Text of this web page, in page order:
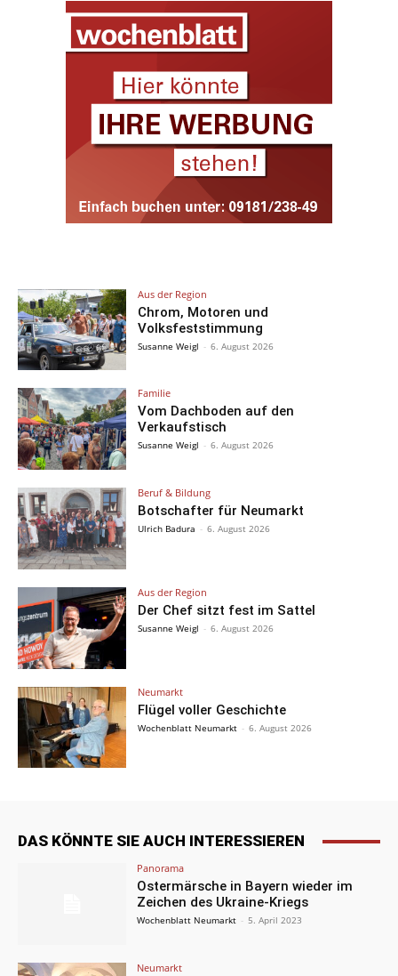
Aus der Region
Chrom, Motoren und
Volksfeststimmung
Susanne Weigl - 6. August 2026
Familie
Vom Dachboden auf den
Verkaufstisch
Susanne Weigl - 6. August 2026
Beruf & Bildung
Botschafter für Neumarkt
Ulrich Badura - 6. August 2026
Aus der Region
Der Chef sitzt fest im Sattel
Susanne Weigl - 6. August 2026
Neumarkt
Flügel voller Geschichte
Wochenblatt Neumarkt - 6. August 2026
DAS KÖNNTE SIE AUCH INTERESSIEREN
Panorama
Ostermärsche in Bayern wieder im
Zeichen des Ukraine-Kriegs
Wochenblatt Neumarkt - 5. April 2023
Neumarkt